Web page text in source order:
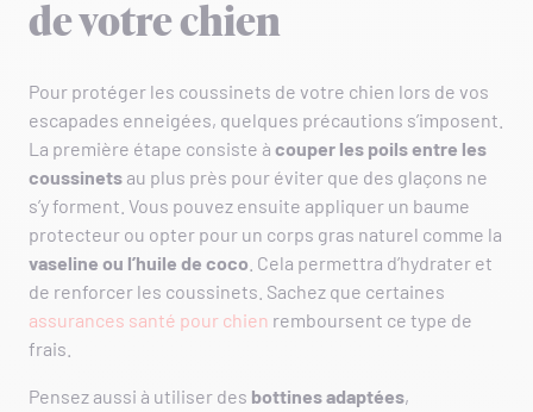
de votre chien
Pour protéger les coussinets de votre chien lors de vos
escapades enneigées, quelques précautions s’imposent.
La première étape consiste à couper les poils entre les
coussinets au plus près pour éviter que des glaçons ne
s’y forment. Vous pouvez ensuite appliquer un baume
protecteur ou opter pour un corps gras naturel comme la
vaseline ou l’huile de coco . Cela permettra d’hydrater et
de renforcer les coussinets. Sachez que certaines
assurances santé pour chien remboursent ce type de
frais.
Pensez aussi à utiliser des bottines adaptées,